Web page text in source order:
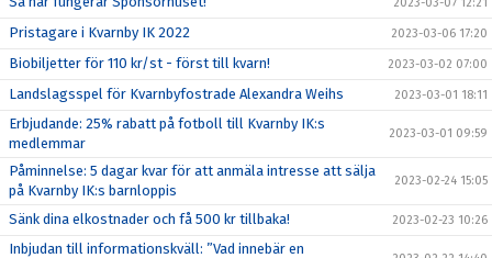
Pristagare i Kvarnby IK 2022 2023-03-06 17:20
Biobiljetter för 110 kr/st - först till kvarn! 2023-03-02 07:00
Landslagsspel för Kvarnbyfostrade Alexandra Weihs 2023-03-01 18:11
Erbjudande: 25% rabatt på fotboll till Kvarnby IK:s
medlemmar
2023-03-01 09:59
Påminnelse: 5 dagar kvar för att anmäla intresse att sälja
på Kvarnby IK:s barnloppis
2023-02-24 15:05
Sänk dina elkostnader och få 500 kr tillbaka! 2023-02-23 10:26
Inbjudan till informationskväll: ”Vad innebär en